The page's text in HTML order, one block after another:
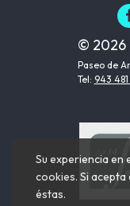
© 2026
Paseo de
Tel: 943
Su experiencia en
cookies. Si
éstas.